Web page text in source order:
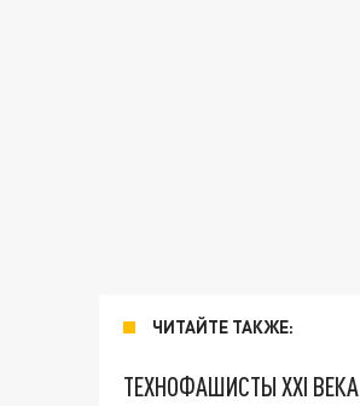
ЧИТАЙТЕ ТАКЖЕ:
ТЕХНОФАШИСТЫ XXI ВЕКА